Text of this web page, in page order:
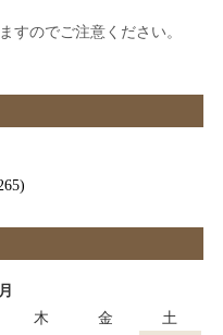
すのでご注意ください。
木 金
土